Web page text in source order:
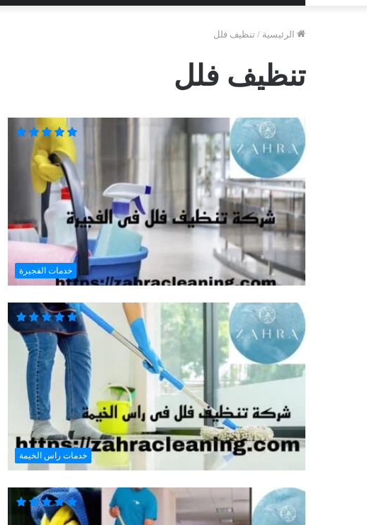
الرئيسية / تنظيف فلل
تنظيف فلل
خدمات الفجيرة
خدمات راس الخيمة